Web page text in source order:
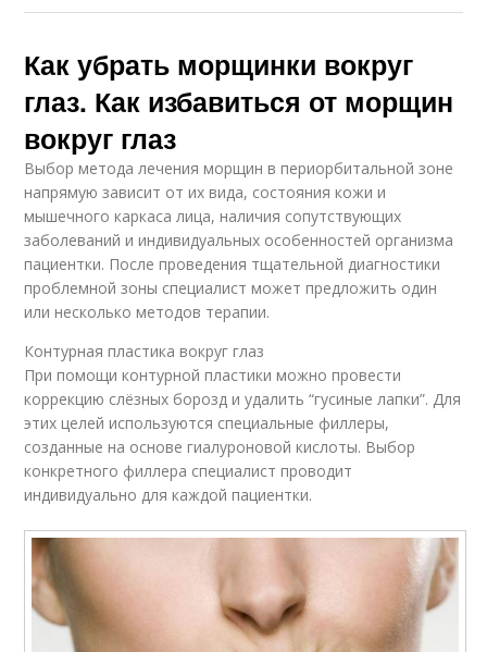
Как убрать морщинки вокруг
глаз. Как избавиться от морщин
вокруг глаз
Выбор метода лечения морщин в периорбитальной зоне
напрямую зависит от их вида, состояния кожи и
мышечного каркаса лица, наличия сопутствующих
заболеваний и индивидуальных особенностей организма
пациентки. После проведения тщательной диагностики
проблемной зоны специалист может предложить один
или несколько методов терапии.
Контурная пластика вокруг глаз
При помощи контурной пластики можно провести
коррекцию слёзных борозд и удалить “гусиные лапки”. Для
этих целей используются специальные филлеры,
созданные на основе гиалуроновой кислоты. Выбор
конкретного филлера специалист проводит
индивидуально для каждой пациентки.